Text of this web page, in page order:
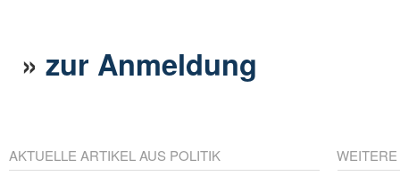
»zur Anmeldung
AKTUELLE ARTIKEL AUS POLITIK